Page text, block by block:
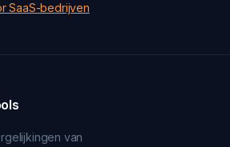
SaaS-bedrijven
van